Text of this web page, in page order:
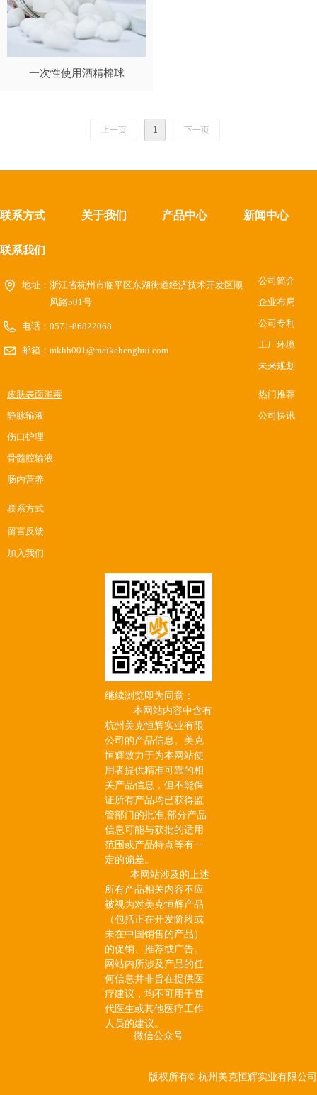
一次性使用酒精棉球
上一页 1 下一页
关于我们
地址： 浙江省杭州市临平区东湖街道经济技术开发区顺
风路501号
电话： 0571-86822068
邮箱： mkhh001@meikehenghui.com
联系方式 产品中心 新闻中心
联系我们
公司简介
企业布局
公司专利
工厂环境
未来规划
皮肤表面消毒
静脉输液
伤口护理
骨髓腔输液
肠内营养
热门推荐
公司快讯
联系方式
留言反馈
加入我们
微信公众号
版权所有© 杭州美克恒辉实业有限公司
继续浏览即为同意：
本网站内容中含有
杭州美克恒辉实业有限
公司的产品信息。美克
恒辉致力于为本网站使
用者提供精准可靠的相
关产品信息，但不能保
证所有产品均已获得监
管部门的批准,部分产品
信息可能与获批的适用
范围或产品特点等有一
定的偏差。
本网站涉及的上述
所有产品相关内容不应
被视为对美克恒辉产品
（包括正在开发阶段或
未在中国销售的产品）
的促销、推荐或广告。
网站内所涉及产品的任
何信息并非旨在提供医
疗建议，均不可用于替
代医生或其他医疗工作
人员的建议。